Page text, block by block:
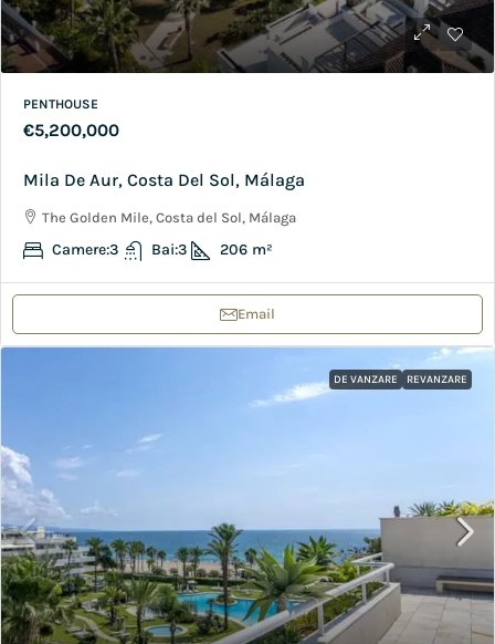
PENTHOUSE
€5,200,000
Mila De Aur, Costa Del Sol, Málaga
The Golden Mile, Costa del Sol, Málaga
Camere:3 Bai:3 206 m²
Email
DE VANZARE REVANZARE